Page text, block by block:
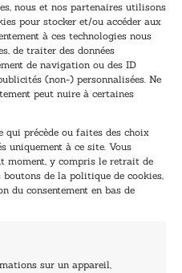
nous et nos partenaires utilisons
pour stocker et/ou accéder aux
à ces technologies nous
de traiter des données
de navigation ou des ID
(non-) personnalisées. Ne
peut nuire à certaines
qui précède ou faites des choix
uniquement à ce site. Vous
moment, y compris le retrait de
de la politique de cookies,
du consentement en bas de
sur un appareil,
newsletter
et recevez nos
m
a
i
l
E
i
COURANT !